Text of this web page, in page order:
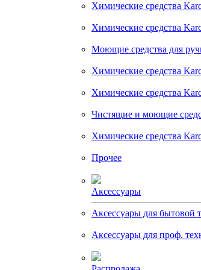
Химические средства
Химические средства
Моющие средства для
Химические средства
Химические средства
Чистящие и моющие
Химические средства
Прочее
Аксессуары
Аксессуары для бытовой
Аксессуары для проф.